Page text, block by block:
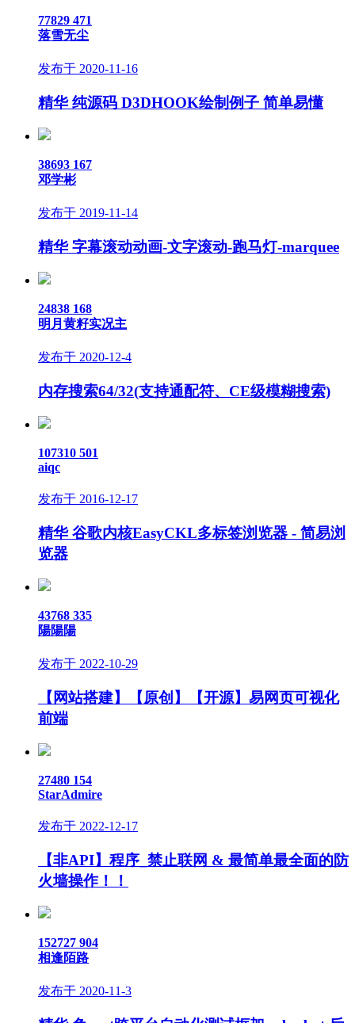
77829 471
落雪无尘
发布于 2020-11-16
精华 纯源码 D3DHOOK绘制例子 简单易懂
38693 167
邓学彬
发布于 2019-11-14
精华 字幕滚动动画-文字滚动-跑马灯-marquee
24838 168
明月黄籽实况主
发布于 2020-12-4
内存搜索64/32(支持通配符、CE级模糊搜索)
107310 501
aiqc
发布于 2016-12-17
精华 谷歌内核EasyCKL多标签浏览器 - 简易浏
览器
43768 335
陽陽陽
发布于 2022-10-29
【网站搭建】【原创】【开源】易网页可视化
前端
27480 154
StarAdmire
发布于 2022-12-17
【非API】程序_禁止联网 & 最简单最全面的防
火墙操作！！
152727 904
相逢陌路
发布于 2020-11-3